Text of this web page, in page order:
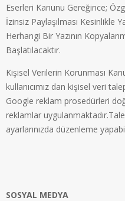
Eserleri Kanunu Gereğince;
İzinsiz Paylaşılması Kesinlikle
Herhangi Bir Yazının
Başlatılacaktır.
Kişisel Verilerin Korunması
kullanıcımız dan kişisel veri
Google reklam prosedürleri
reklamlar
ayarlarınızda düzenleme
SOSYAL MEDYA